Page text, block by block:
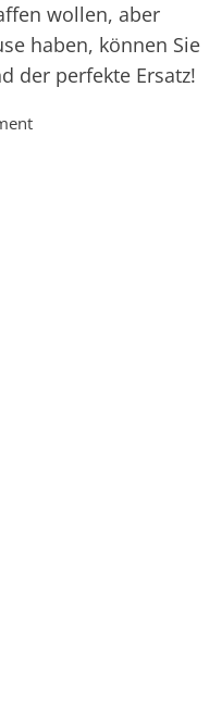
wollen, aber
haben, können Sie
der perfekte Ersatz!